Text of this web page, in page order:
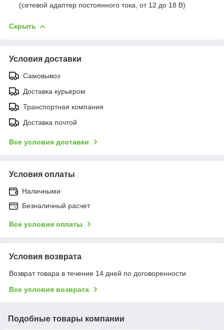
(сетевой адаптер постоянного тока, от 12 до 18 В)
Скрыть
Условия доставки
Самовывоз
Доставка курьером
Транспортная компания
Доставка почтой
Все условия доставки
Условия оплаты
Наличными
Безналичный расчет
Все условия оплаты
Условия возврата
Возврат товара в течение 14 дней по договоренности
Все условия возврата
Подобные товары компании